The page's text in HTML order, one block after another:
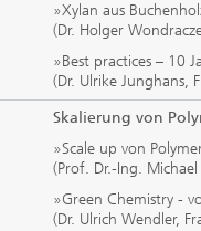
»Xylan aus
(Dr. Holger
»Best practices – 10
(Dr. Ulrike Junghans,
Skalierung von
»Scale up von
(Prof. Dr.-Ing.
»Green Chemistry -
(Dr. Ulrich Wendler,